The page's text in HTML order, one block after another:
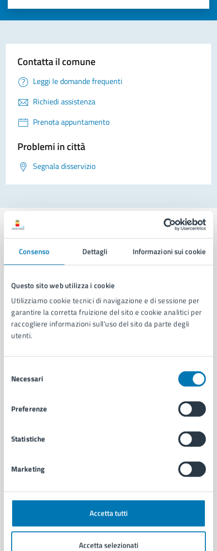
Consenso Dettagli Informazioni sui cookie
Questo sito web utilizza i cookie
Utilizziamo cookie tecnici di navigazione e di sessione per
garantire la corretta fruizione del sito e cookie analitici per
raccogliere informazioni sull'uso del sito da parte degli
utenti.
delNecessari
Preferenze
Statistiche
Marketing
Accetta tutti
Accetta selezionati
Valuta 5 stelle su 5
Valuta 4 stelle su 5
Valuta 3 stelle su 5
Valuta 2 stelle su 5
Valuta 1 stelle su 5
Contatta il comune
Leggi le domande frequenti
Richiedi assistenza
Prenota appuntamento
Problemi in città
Segnala disservizio
Comune di Napoli
AMMINISTRAZIONE
Aree amministrative
Organi di governo
Municipalità
Uffici
Personale amministrativo
Autorizzazioni
Educazione e formazione
Giustizia e sicurezza pubblica
Imprese e commercio
Salute, benessere e assistenza